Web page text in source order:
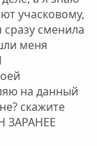
учасковому,
сразу сменила
меня
на данный
скажите
ЗАРАНЕЕ